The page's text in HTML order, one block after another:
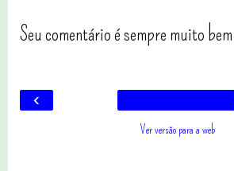
Seu comentário é sempre muito
‹
Ver versão para a web